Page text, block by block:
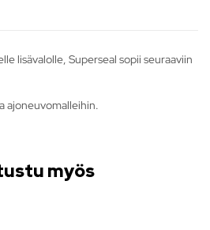
lisävalolle, Superseal sopii seuraaviin
ajoneuvomalleihin.
myös